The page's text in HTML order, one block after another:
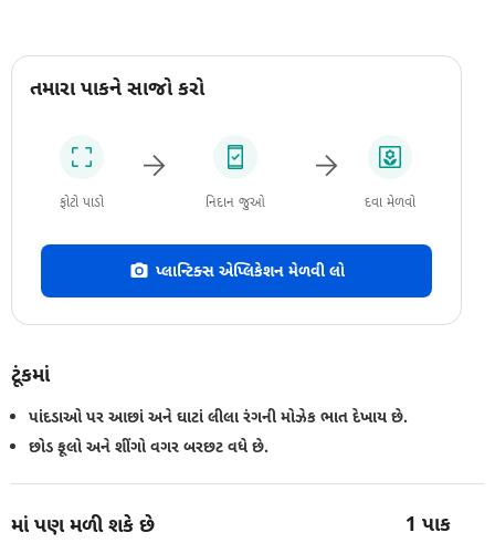
તમારા પાકને સાજો કરો
ફોટો પાડો નિદાન જુઓ દવા મેળવો
પ્લાન્ટિક્સ એપ્લિકેશન મેળવી લો
ટૂંકમાં
પાંદડાઓ પર આછાં અને ઘાટાં લીલા રંગની મોઝેક ભાત દેખાય છે.
છોડ ફૂલો અને શીંગો વગર બરછટ વધે છે.
માં પણ મળી શકે છે 1 પાક